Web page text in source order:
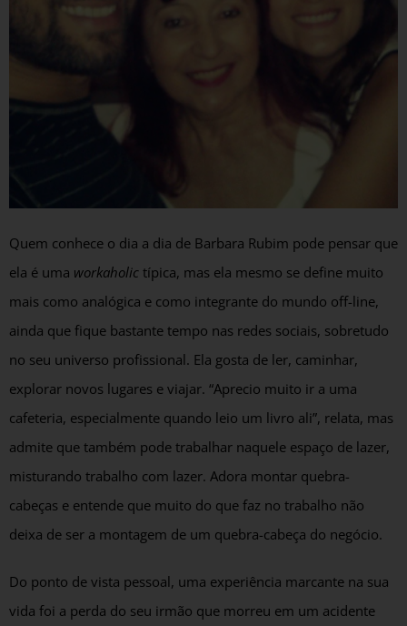
Quem conhece o dia a dia de Barbara Rubim pode pensar que
ela é uma workaholictípica, mas ela mesmo se define muito
mais como analógica e como integrante do mundo off-line,
ainda que fique bastante tempo nas redes sociais, sobretudo
no seu universo profissional. Ela gosta de ler, caminhar,
explorar novos lugares e viajar. “Aprecio muito ir a uma
cafeteria, especialmente quando leio um livro ali”, relata, mas
admite que também pode trabalhar naquele espaço de lazer,
misturando trabalho com lazer. Adora montar quebra-
cabeças e entende que muito do que faz no trabalho não
deixa de ser a montagem de um quebra-cabeça do negócio.
Do ponto de vista pessoal, uma experiência marcante na sua
vida foi a perda do seu irmão que morreu em um acidente